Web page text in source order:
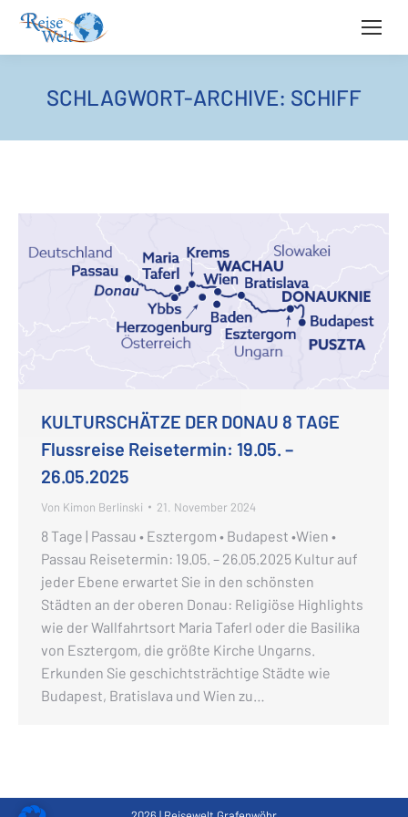
SCHLAGWORT-ARCHIVE: SCHIFF
KULTURSCHÄTZE DER DONAU 8 TAGE
Flussreise Reisetermin: 19.05. –
26.05.2025
Von Kimon Berlinski 21. November 2024
8 Tage | Passau • Esztergom • Budapest •Wien •
Passau Reisetermin: 19.05. – 26.05.2025 Kultur auf
jeder Ebene erwartet Sie in den schönsten
Städten an der oberen Donau: Religiöse Highlights
wie der Wallfahrtsort Maria Taferl oder die Basilika
von Esztergom, die größte Kirche Ungarns.
Erkunden Sie geschichtsträchtige Städte wie
Budapest, Bratislava und Wien zu…